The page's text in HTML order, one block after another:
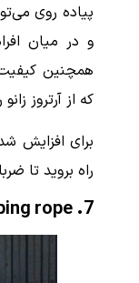
پیاده روی
و در میان
که از آرتروز
برای افزایش
راه بروید تا
7.
rope